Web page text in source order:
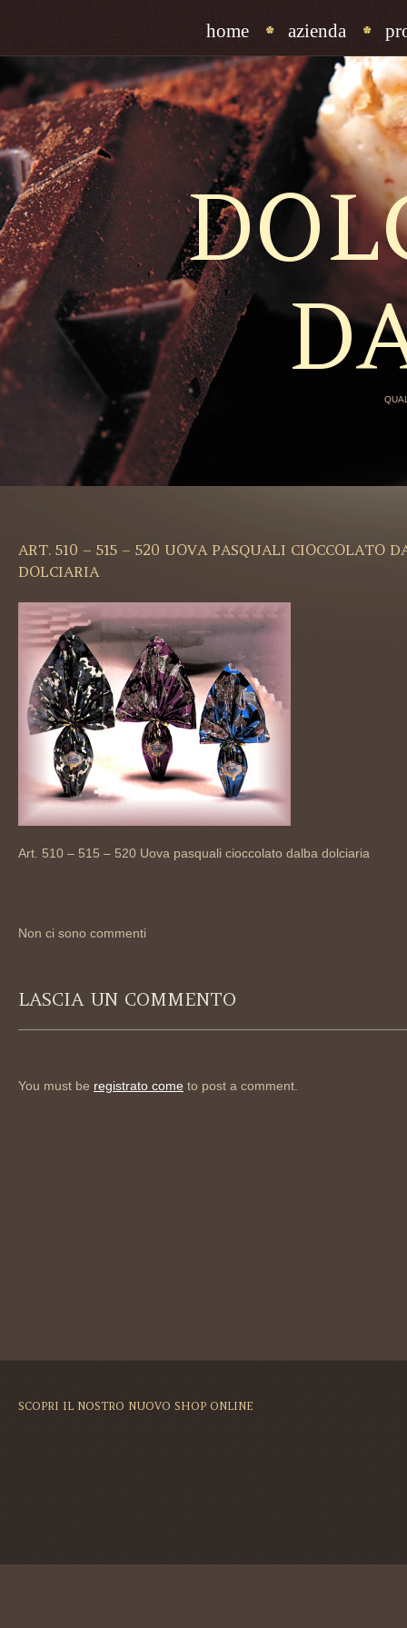
home azienda
ART. 510 – 515 – 520 UOVA PASQUALI CIOCCOLATO
DOLCIARIA
Art. 510 – 515 – 520 Uova pasquali cioccolato dalba dolciaria
Non ci sono commenti
LASCIA UN COMMENTO
You must be registrato come to post a comment.
SCOPRI IL NOSTRO NUOVO SHOP ONLINE